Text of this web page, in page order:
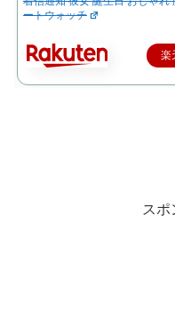
ートウォッチ
楽
スポ